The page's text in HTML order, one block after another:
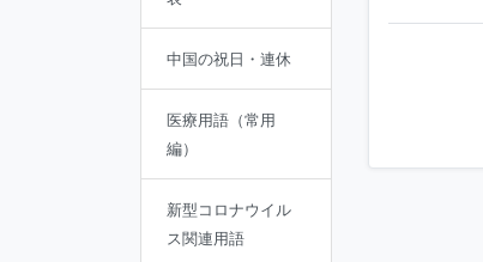
中国の祝日・連休
医療用語（常用
編）
新型コロナウイル
ス関連用語